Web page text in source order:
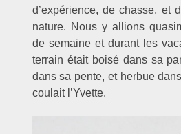
d’expérience, de chasse, et
nature. Nous y allions
de semaine et durant les
terrain était boisé dans sa
dans sa pente, et herbue
coulait l’Yvette.